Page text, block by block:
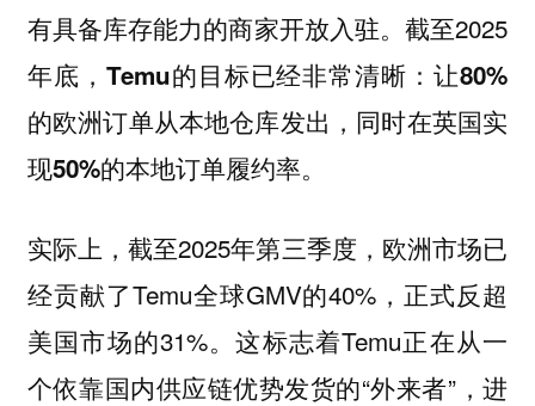
有具备库存能力的商家开放入驻。截至2025
年底， Temu的目标已经非常清晰：让80%
的欧洲订单从本地仓库发出，同时在英国实
现50%的本地订单履约率。
实际上，截至2025年第三季度，欧洲市场已
经贡献了Temu全球GMV的40%，正式反超
美国市场的31%。这标志着Temu正在从一
个依靠国内供应链优势发货的“外来者”，进